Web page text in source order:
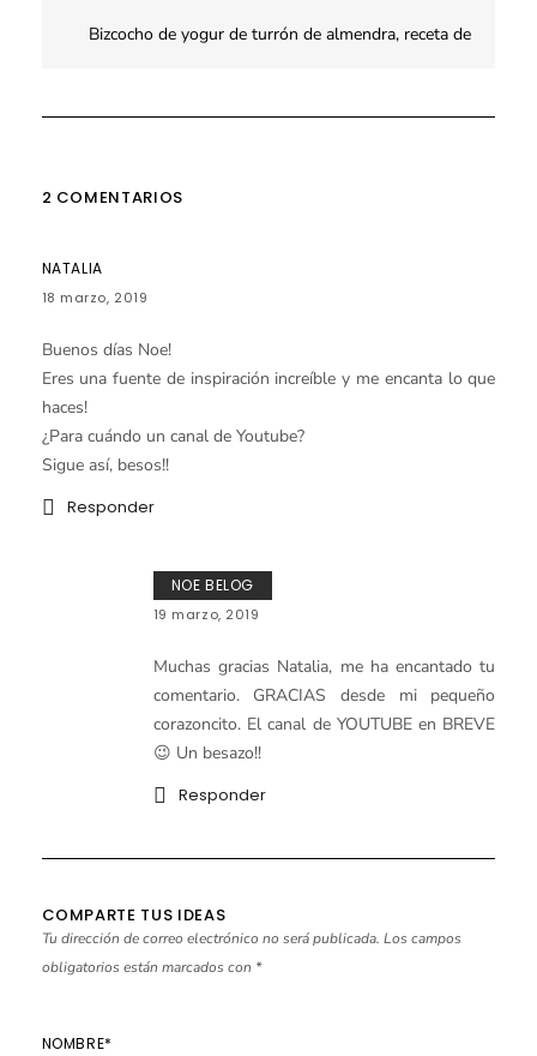
Bizcocho de yogur de turrón de almendra, receta de
2 COMENTARIOS
NATALIA
18 marzo, 2019
Buenos días Noe!
Eres una fuente de inspiración increíble y me encanta lo que
haces!
¿Para cuándo un canal de Youtube?
Sigue así, besos!!
Responder
NOE BELOG
19 marzo, 2019
Muchas gracias Natalia, me ha encantado tu
comentario. GRACIAS desde mi pequeño
corazoncito. El canal de YOUTUBE en BREVE
😉 Un besazo!!
Responder
COMPARTE TUS IDEAS
Tu dirección de correo electrónico no será publicada. Los campos
obligatorios están marcados con *
NOMBRE*